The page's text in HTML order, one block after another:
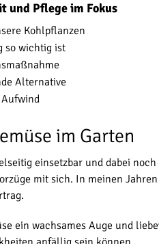
und Pflege im Fokus
Kohlpflanzen
so wichtig ist
Alternative
im Garten
einsetzbar und dabei
mit sich. In meinen
ein wachsames Auge und